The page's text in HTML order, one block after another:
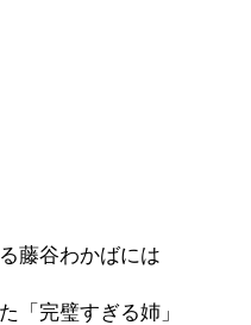
藤谷わかばには
「完璧すぎる姉」